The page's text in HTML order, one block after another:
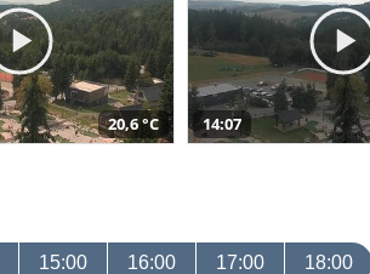
20,6 °C 14:07
15:00 16:00 17:00 18:00